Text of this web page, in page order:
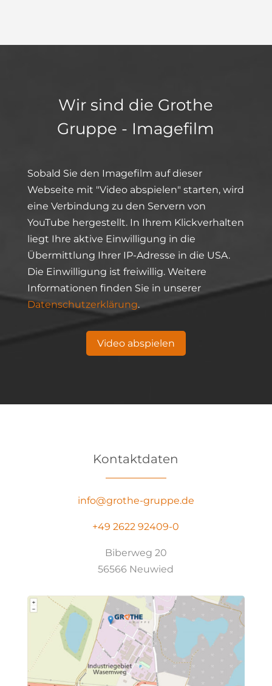
Wir sind die Grothe
Gruppe - Imagefilm
Sobald Sie den Imagefilm auf dieser
Webseite mit "Video abspielen" starten, wird
eine Verbindung zu den Servern von
YouTube hergestellt. In Ihrem Klickverhalten
liegt Ihre aktive Einwilligung in die
Übermittlung Ihrer IP-Adresse in die USA.
Die Einwilligung ist freiwillig. Weitere
Informationen finden Sie in unserer
Datenschutzerklärung.
Video abspielen
Kontaktdaten
info@grothe-gruppe.de
+49 2622 92409-0
Biberweg 20
56566 Neuwied